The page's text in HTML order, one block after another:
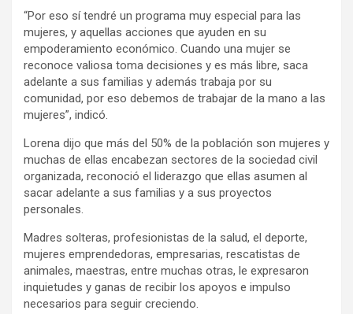
“Por eso sí tendré un programa muy especial para las
mujeres, y aquellas acciones que ayuden en su
empoderamiento económico. Cuando una mujer se
reconoce valiosa toma decisiones y es más libre, saca
adelante a sus familias y además trabaja por su
comunidad, por eso debemos de trabajar de la mano a las
mujeres”, indicó.
Lorena dijo que más del 50% de la población son mujeres y
muchas de ellas encabezan sectores de la sociedad civil
organizada, reconoció el liderazgo que ellas asumen al
sacar adelante a sus familias y a sus proyectos
personales.
Madres solteras, profesionistas de la salud, el deporte,
mujeres emprendedoras, empresarias, rescatistas de
animales, maestras, entre muchas otras, le expresaron
inquietudes y ganas de recibir los apoyos e impulso
necesarios para seguir creciendo.